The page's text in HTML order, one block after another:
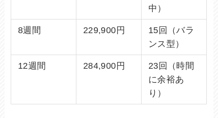
中）
8週間 229,900円
15回（バラ
ンス型）
12週間 284,900円
23回（時間
に余裕あ
り）